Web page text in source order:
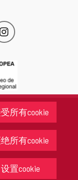
所有cookie
所有cookie
设置cookie
Instagram
此
链
会
开
一
个
新
窗
口。
政府